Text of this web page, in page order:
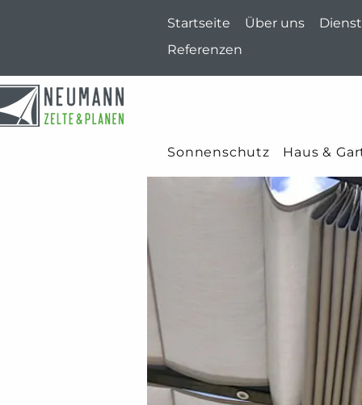
Startseite Über uns
Referenzen
Sonnenschutz Haus &